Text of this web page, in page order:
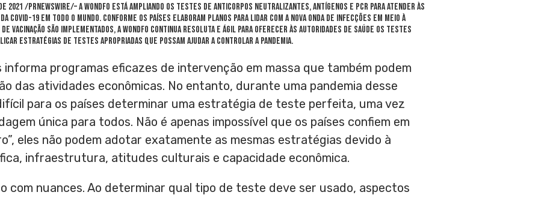
2021 /PRNewswire/– A Wondfo está ampliando os testes de anticorpos neutralizantes, antígenos e PCR para atender às
19 em todo o mundo. Conforme os países elaboram planos para lidar com a nova onda de infecções em meio à
de vacinação são implementados, a Wondfo continua resoluta e ágil para oferecer às autoridades de saúde os testes
estratégias de testes apropriadas que possam ajudar a controlar a pandemia.
programas eficazes de intervenção em massa que também podem
das atividades econômicas. No entanto, durante uma pandemia desse
para os países determinar uma estratégia de teste perfeita, uma vez
única para todos. Não é apenas impossível que os países confiem em
eles não podem adotar exatamente as mesmas estratégias devido à
infraestrutura, atitudes culturais e capacidade econômica.
com nuances. Ao determinar qual tipo de teste deve ser usado, aspectos